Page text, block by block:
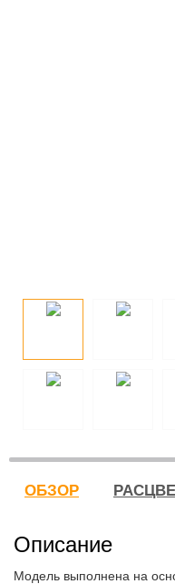
ОБЗОР
Описание
Модель выполнена на